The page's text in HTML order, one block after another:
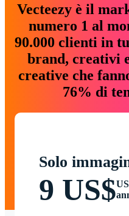
Vecteezy è il
numero 1 al
90.000 clienti in
brand, creativi
creative che
76% di
Solo
9 US$